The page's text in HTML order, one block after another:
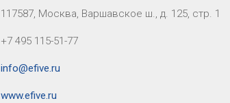
117587, Москва, Варшавское ш., д. 125, стр. 1
+7 495 115-51-77
info@efive.ru
www.efive.ru